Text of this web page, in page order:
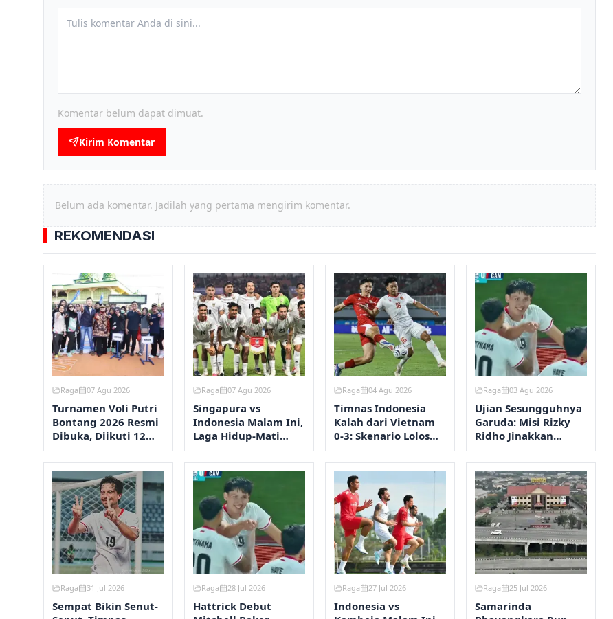
Komentar belum dapat dimuat.
Kirim Komentar
Belum ada komentar. Jadilah yang pertama mengirim komentar.
REKOMENDASI
Raga 07 Agu 2026
Turnamen Voli Putri
Bontang 2026 Resmi
Dibuka, Diikuti 12
Kelurahan
Raga 07 Agu 2026
Singapura vs
Indonesia Malam Ini,
Laga Hidup-Mati
Perebutan Semifinal
AFF 2026
Raga 04 Agu 2026
Timnas Indonesia
Kalah dari Vietnam
0-3: Skenario Lolos
Semifinal Piala AFF
2026
Raga 03 Agu 2026
Ujian Sesungguhnya
Garuda: Misi Rizky
Ridho Jinakkan
Vietnam di Pakansari
Raga 31 Jul 2026
Sempat Bikin Senut-
Raga 28 Jul 2026
Hattrick Debut
Raga 27 Jul 2026
Indonesia vs
Raga 25 Jul 2026
Samarinda